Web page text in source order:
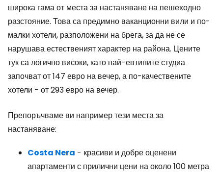
широка гама от места за настаняване на пешеходно
разстояние. Това са предимно ваканционни вили и по-
малки хотели, разположени на брега, за да не се
нарушава естественият характер на района. Цените
тук са логично високи, като най-евтините студиа
започват от 147 евро на вечер, а по-качествените
хотели - от 293 евро на вечер.
Препоръчваме ви например тези места за
настаняване:
Costa Nera - красиви и добре оценени
апартаменти с прилични цени на около 100 метра